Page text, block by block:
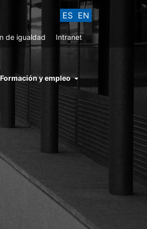
ES EN
de igualdad Intranet
Formación y empleo